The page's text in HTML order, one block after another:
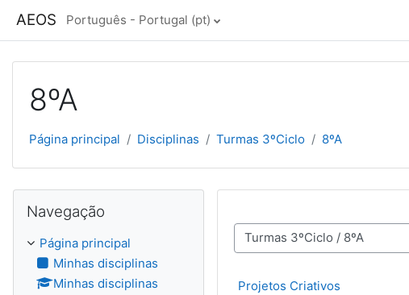
AEOS Português - Portugal ‎(pt)‎
8ºA
Página principal Disciplinas Turmas 3ºCiclo 8ºA
Categorias de disciplinas
Projetos Criativos
Navegação
Página principal
Minhas disciplinas
Minhas disciplinas